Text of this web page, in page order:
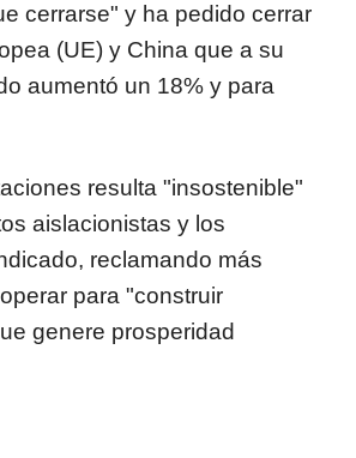
cerrarse" y ha pedido cerrar
(UE) y China que a su
aumentó un 18% y para
resulta "insostenible"
aislacionistas y los
reclamando más
para "construir
genere prosperidad